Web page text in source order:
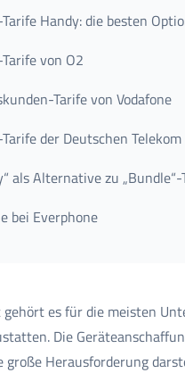
Handy: die besten
von O2
Tarife von Vodafone
der Deutschen Telekom
als Alternative zu
bei Everphone
es für die meisten
Die
große Herausforderung